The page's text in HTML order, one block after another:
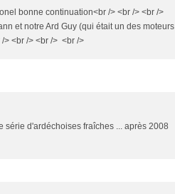
bonne continuation<br /> <br /> <br />
et notre Ard Guy (qui était un des moteurs
> <br /> <br /> <br />
série d'ardéchoises fraîches ... après 2008